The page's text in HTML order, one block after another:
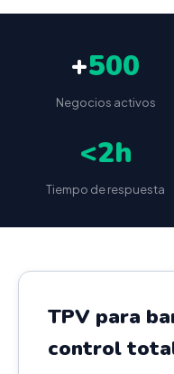
+500
Negocios activos
<2h
Tiempo de respuesta
TPV para
control